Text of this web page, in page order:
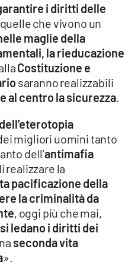
i diritti delle
quelle che vivono un
maglie della
la rieducazione
Costituzione e
saranno realizzabili
al centro la sicurezza.
migliori uomini tanto
dell’antimafia
realizzare la
pacificazione della
la criminalità da
, oggi più che mai,
ledano i diritti dei
seconda vita
».